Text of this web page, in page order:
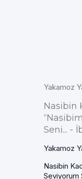
Yakamoz
Nasibin
Seni... -
Yakamoz
Nasibin
Seviyorum